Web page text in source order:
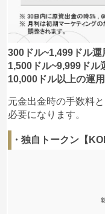
300ドル~1,499ドル運
1,500ドル~9,999ドル
10,000ドル以上の運用
元金出金時の手数料
必要になります。
・独自トークン【